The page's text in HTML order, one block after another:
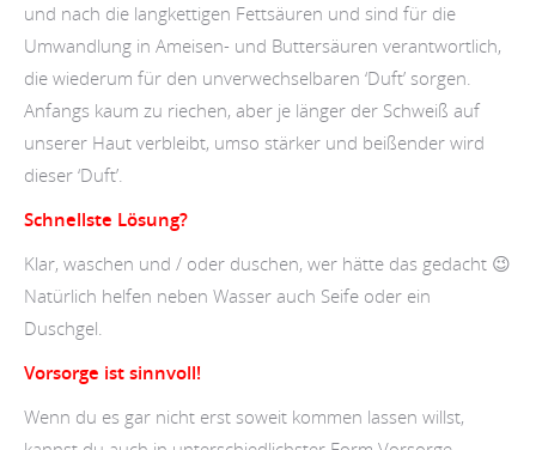
und nach die langkettigen Fettsäuren und sind für die
Umwandlung in Ameisen- und Buttersäuren verantwortlich,
die wiederum für den unverwechselbaren ‘Duft’ sorgen.
Anfangs kaum zu riechen, aber je länger der Schweiß auf
unserer Haut verbleibt, umso stärker und beißender wird
dieser ‘Duft’.
Schnellste Lösung?
Klar, waschen und / oder duschen, wer hätte das gedacht 😉
Natürlich helfen neben Wasser auch Seife oder ein
Duschgel.
Vorsorge ist sinnvoll!
Wenn du es gar nicht erst soweit kommen lassen willst,